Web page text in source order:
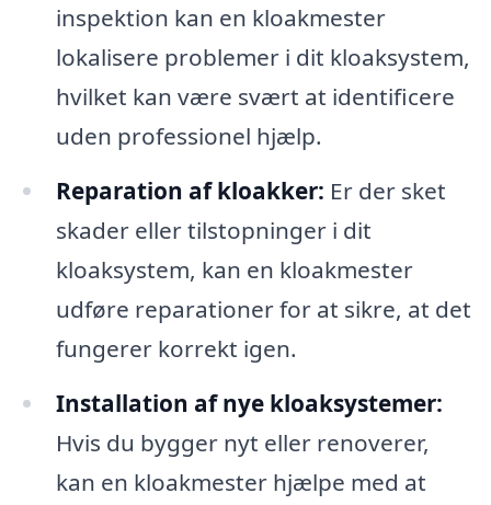
inspektion kan en kloakmester
lokalisere problemer i dit kloaksystem,
hvilket kan være svært at identificere
uden professionel hjælp.
Reparation af kloakker: Er der sket
skader eller tilstopninger i dit
kloaksystem, kan en kloakmester
udføre reparationer for at sikre, at det
fungerer korrekt igen.
Installation af nye kloaksystemer:
Hvis du bygger nyt eller renoverer,
kan en kloakmester hjælpe med at